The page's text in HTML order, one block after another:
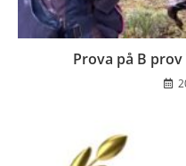
Prova på B